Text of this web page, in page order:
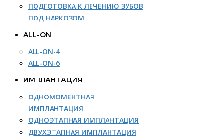
ПОДГОТОВКА К ЛЕЧЕНИЮ ЗУБОВ
ПОД НАРКОЗОМ
ALL-ON
ALL-ON-4
ALL-ON-6
ИМПЛАНТАЦИЯ
ОДНОМОМЕНТНАЯ
ИМПЛАНТАЦИЯ
ОДНОЭТАПНАЯ ИМПЛАНТАЦИЯ
ДВУХЭТАПНАЯ ИМПЛАНТАЦИЯ